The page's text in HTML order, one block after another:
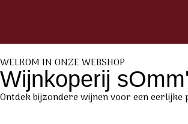
WELKOM IN ONZE WEBSHOP​
Wijnkoperij
Ontdek bijzondere wijnen voor een eerlijke